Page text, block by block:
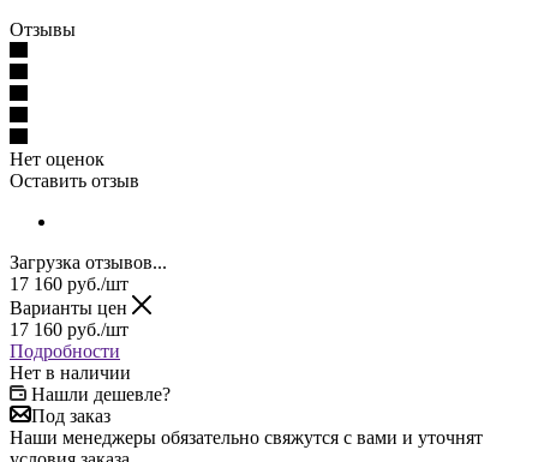
Отзывы
Нет оценок
Оставить отзыв
Загрузка отзывов...
17 160 руб./шт
Варианты цен
17 160 руб./шт
Подробности
Нет в наличии
Нашли дешевле?
Под заказ
Наши менеджеры обязательно свяжутся с вами и уточнят